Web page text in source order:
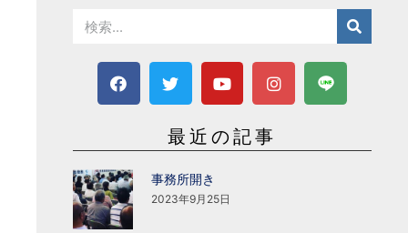
最近の記事
事務所開き
2023年9月25日